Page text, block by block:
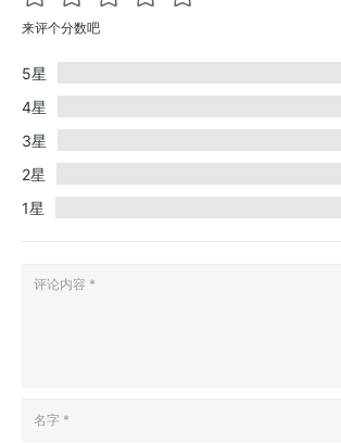
来评个分数吧
5星
4星
3星
2星
1星